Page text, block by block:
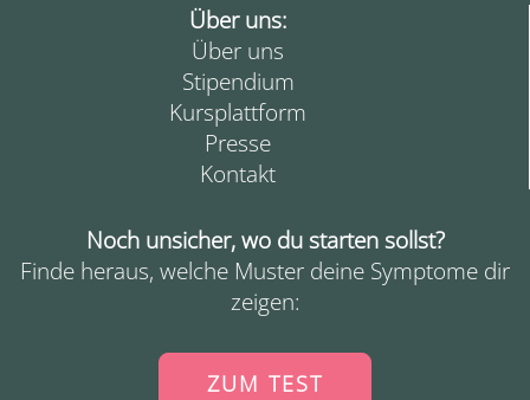
Über uns:
Über uns
Stipendium
Kursplattform
Presse
Kontakt
Noch unsicher, wo du starten sollst?
Finde heraus, welche Muster deine Symptome dir
zeigen:
ZUM TEST